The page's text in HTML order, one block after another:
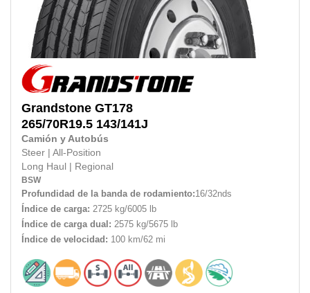
Grandstone GT178
265/70R19.5 143/141J
Camión y Autobús
Steer
All-Position
Long Haul
Regional
BSW
Profundidad de la banda de rodamiento:16/32nds
Índice de carga: 2725 kg/6005 lb
Índice de carga dual: 2575 kg/5675 lb
Índice de velocidad: 100 km/62 mi